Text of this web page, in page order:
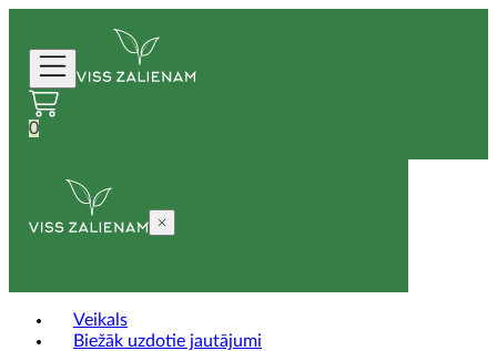
0
Veikals
Biežāk uzdotie jautājumi